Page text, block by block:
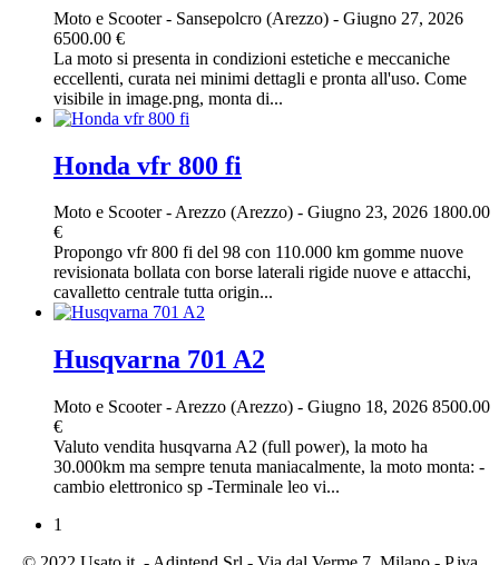
Moto e Scooter- Sansepolcro (Arezzo) - Giugno 27, 2026
6500.00 €
La moto si presenta in condizioni estetiche e meccaniche
eccellenti, curata nei minimi dettagli e pronta all'uso. Come
visibile in image.png, monta di...
Honda vfr 800 fi
Moto e Scooter-Arezzo (Arezzo) - Giugno 23, 2026 1800.00
€
Propongo vfr 800 fi del 98 con 110.000 km gomme nuove
revisionata bollata con borse laterali rigide nuove e attacchi,
cavalletto centrale tutta origin...
Husqvarna 701 A2
Moto e Scooter- Arezzo (Arezzo) - Giugno 18, 2026 8500.00
€
Valuto vendita husqvarna A2 (full power), la moto ha
30.000km ma sempre tenuta maniacalmente, la moto monta: -
cambio elettronico sp -Terminale leo vi...
1